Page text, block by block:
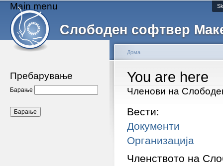
Слободен софтвер
Main menu
Пребарување
Барање
You are here
Дома
Членови на
Вести:
Документи
Организација
Членството на